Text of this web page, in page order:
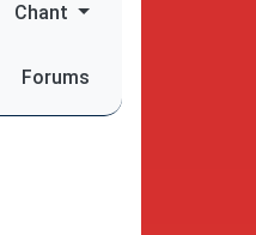
Chant
Forums